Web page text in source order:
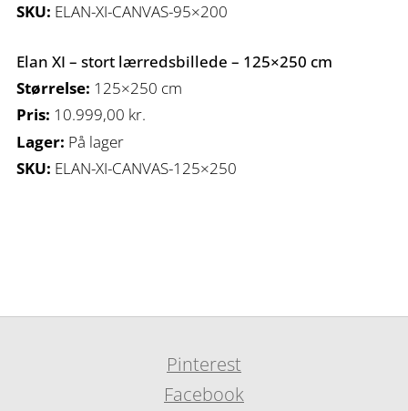
SKU: ELAN-XI-CANVAS-95×200
Elan XI – stort lærredsbillede – 125×250 cm
Størrelse: 125×250 cm
Pris: 10.999,00 kr.
Lager: På lager
SKU: ELAN-XI-CANVAS-125×250
Pinterest
Facebook